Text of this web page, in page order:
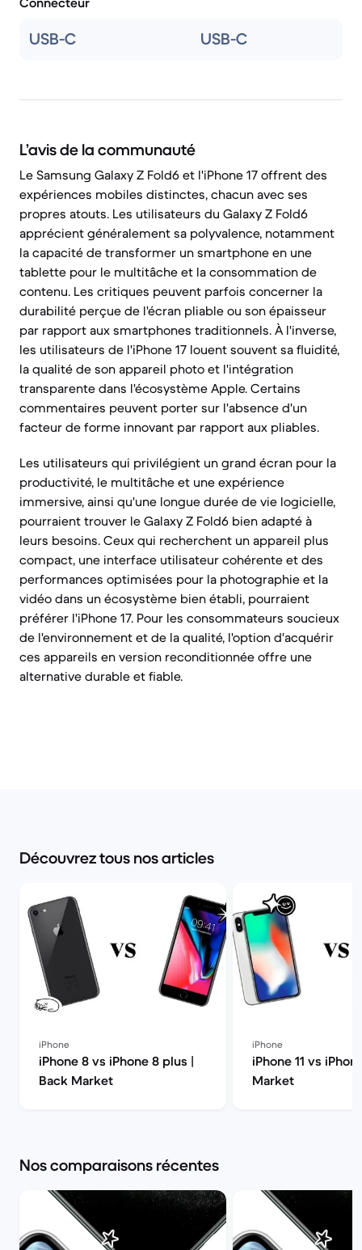
USB-C USB-C
L’avis de la communauté
Le Samsung Galaxy Z Fold6 et l'iPhone 17 offrent des
expériences mobiles distinctes, chacun avec ses
propres atouts. Les utilisateurs du Galaxy Z Fold6
apprécient généralement sa polyvalence, notamment
la capacité de transformer un smartphone en une
tablette pour le multitâche et la consommation de
contenu. Les critiques peuvent parfois concerner la
durabilité perçue de l'écran pliable ou son épaisseur
par rapport aux smartphones traditionnels. À l'inverse,
les utilisateurs de l'iPhone 17 louent souvent sa fluidité,
la qualité de son appareil photo et l'intégration
transparente dans l'écosystème Apple. Certains
commentaires peuvent porter sur l'absence d'un
facteur de forme innovant par rapport aux pliables.
Les utilisateurs qui privilégient un grand écran pour la
productivité, le multitâche et une expérience
immersive, ainsi qu'une longue durée de vie logicielle,
pourraient trouver le Galaxy Z Fold6 bien adapté à
leurs besoins. Ceux qui recherchent un appareil plus
compact, une interface utilisateur cohérente et des
performances optimisées pour la photographie et la
vidéo dans un écosystème bien établi, pourraient
préférer l'iPhone 17. Pour les consommateurs soucieux
de l'environnement et de la qualité, l'option d'acquérir
ces appareils en version reconditionnée offre une
alternative durable et fiable.
Découvrez tous nos articles
iPhone
iPhone 8 vs iPhone 8 plus |
Back Market
iPhone
iPhone 11 vs
Market
Nos comparaisons récentes